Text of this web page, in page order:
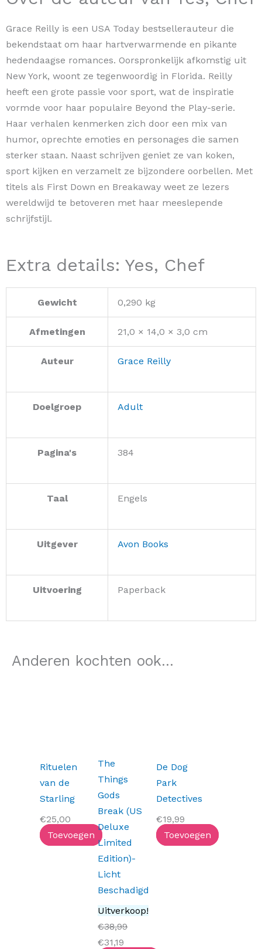
Grace Reilly is een USA Today bestsellerauteur die
bekendstaat om haar hartverwarmende en pikante
hedendaagse romances. Oorspronkelijk afkomstig uit
New York, woont ze tegenwoordig in Florida. Reilly
heeft een grote passie voor sport, wat de inspiratie
vormde voor haar populaire Beyond the Play-serie.
Haar verhalen kenmerken zich door een mix van
humor, oprechte emoties en personages die samen
sterker staan. Naast schrijven geniet ze van koken,
sport kijken en verzamelt ze bijzondere oorbellen. Met
titels als First Down en Breakaway weet ze lezers
wereldwijd te betoveren met haar meeslepende
schrijfstijl.
Extra details: Yes, Chef
Gewicht 0,290 kg
Afmetingen 21,0 × 14,0 × 3,0 cm
Auteur Grace Reilly
Doelgroep Adult
Pagina's 384
Taal Engels
Uitgever Avon Books
Uitvoering Paperback
Anderen kochten ook...
Rituelen
van de
Starling
€25,00
Toevoegen
The
Things
Gods
Break (US
Deluxe
Limited
Edition)-
Licht
Beschadigd
Uitverkoop!
€38,99
€31,19
De Dog
Park
Detectives
€19,99
Toevoegen